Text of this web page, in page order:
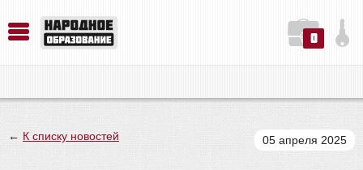
0
← К списку новостей 05 апреля 2025